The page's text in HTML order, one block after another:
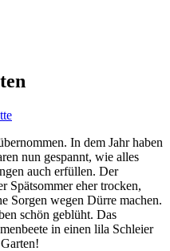
In dem Jahr haben
nun gespannt, wie alles
auch erfüllen. Der
Spätsommer eher trocken,
Sorgen wegen Dürre machen.
schön geblüht. Das
in einen lila Schleier